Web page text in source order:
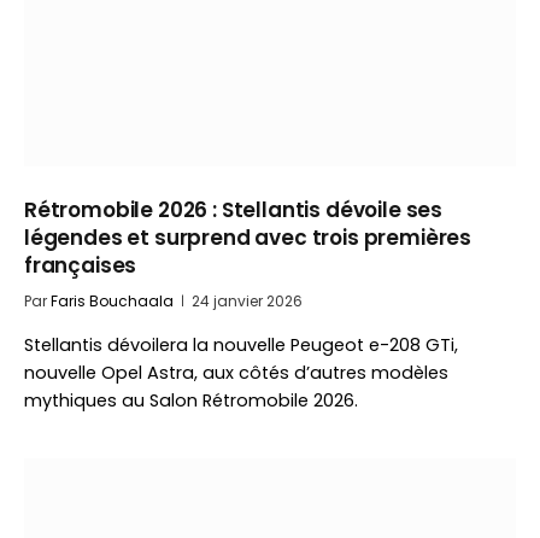
Rétromobile 2026 : Stellantis dévoile ses
légendes et surprend avec trois premières
françaises
ParFaris Bouchaala 24 janvier 2026
Stellantis dévoilera la nouvelle Peugeot e-208 GTi,
nouvelle Opel Astra, aux côtés d’autres modèles
mythiques au Salon Rétromobile 2026.